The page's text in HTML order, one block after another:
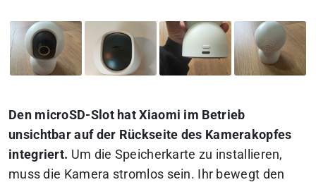
Den microSD-Slot hat Xiaomi im Betrieb
unsichtbar auf der Rückseite des Kamerakopfes
integriert. Um die Speicherkarte zu installieren,
muss die Kamera stromlos sein. Ihr bewegt den